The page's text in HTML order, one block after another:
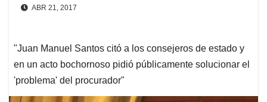
ABR 21, 2017
"Juan Manuel Santos citó a los consejeros de estado y
en un acto bochornoso pidió públicamente solucionar el
'problema' del procurador"